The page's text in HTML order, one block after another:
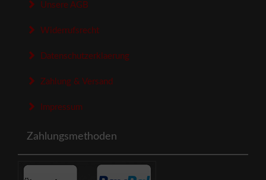
Unsere AGB
Widerrufsrecht
Datenschutzerklaerung
Zahlung & Versand
Impressum
Zahlungsmethoden